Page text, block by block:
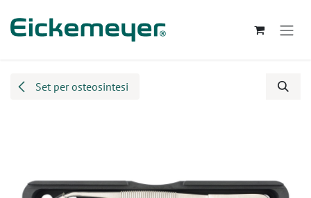
Set per osteosintesi